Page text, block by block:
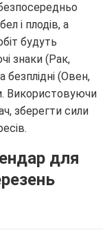
і плодів, а
будуть
знаки (Рак,
безплідні (Овен,
Використовуючи
зберегти сили
для